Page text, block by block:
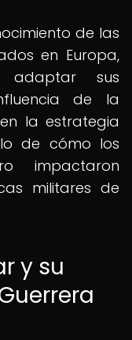
de las
en Europa,
sus
de la
la estrategia
de cómo los
impactaron
militares de
y su